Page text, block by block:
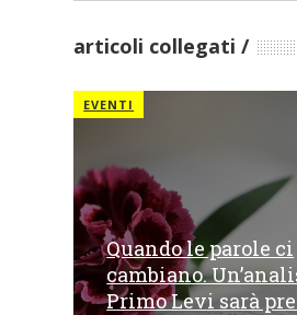
articoli collegati
EVENTI
Quando le parole ci
cambiano.
Primo Levi sarà